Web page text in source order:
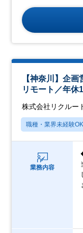
【神奈川】企
リモート／年休
株式会社リクルー
職種・業界未経験OK
業務内容